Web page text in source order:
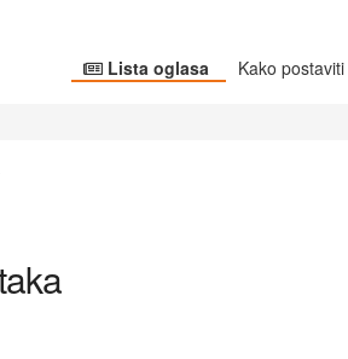
Lista oglasa Kako